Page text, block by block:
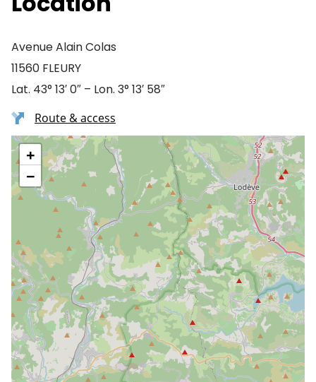
Avenue Alain Colas
11560 FLEURY
Lat. 43° 13′ 0″ – Lon. 3° 13′ 58″
Route & access
+
−